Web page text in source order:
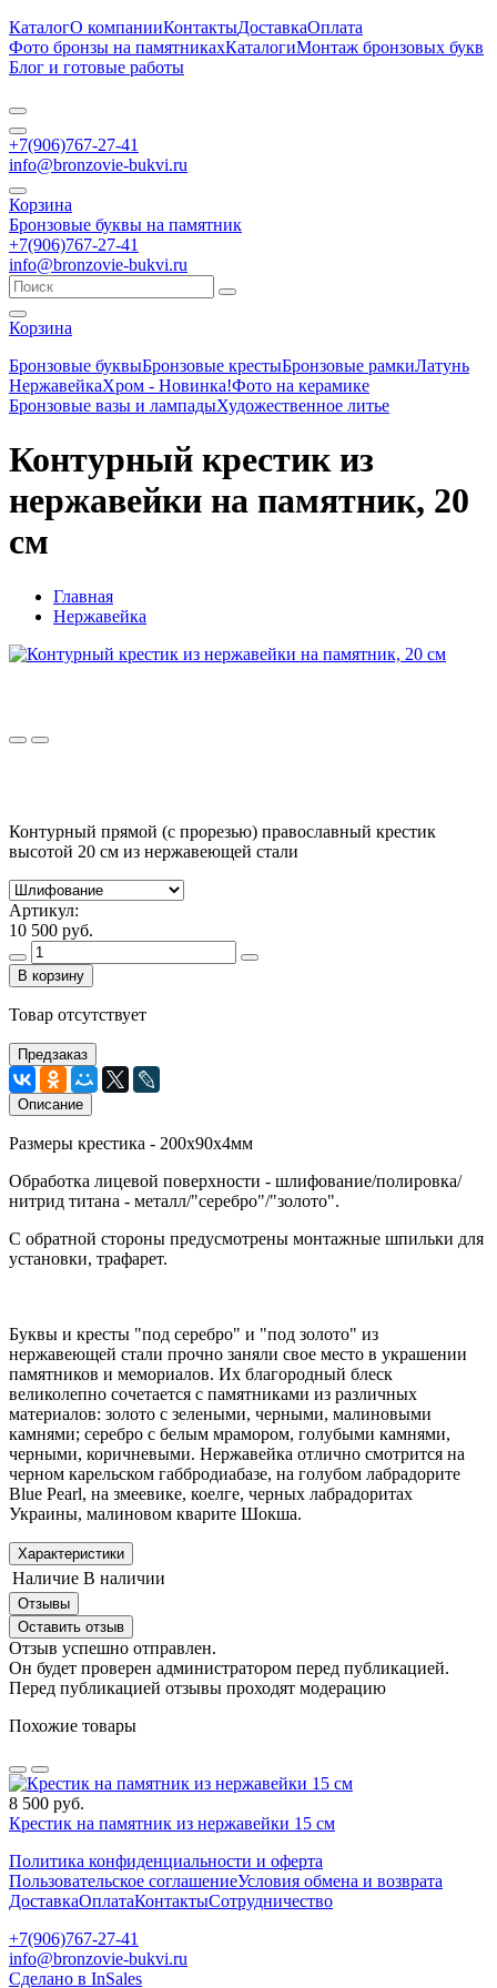
КаталогО компанииКонтактыДоставкаОплата
Фото бронзы на памятникахКаталогиМонтаж бронзовых букв
Блог и готовые работы
+7(906)767-27-41
info@bronzovie-bukvi.ru
Корзина
Бронзовые буквы на памятник
+7(906)767-27-41
info@bronzovie-bukvi.ru
Корзина
Бронзовые буквыБронзовые крестыБронзовые рамкиЛатунь
НержавейкаХром - Новинка!Фото на керамике
Бронзовые вазы и лампадыХудожественное литье
Контурный крестик из
нержавейки на памятник, 20
см
Главная
Нержавейка
Контурный прямой (с прорезью) православный крестик
высотой 20 см из нержавеющей стали
Артикул:
10 500 руб.
В корзину
Товар отсутствует
Предзаказ
Описание
Размеры крестика - 200х90х4мм
Обработка лицевой поверхности - шлифование/полировка/
нитрид титана - металл/"серебро"/"золото".
С обратной стороны предусмотрены монтажные шпильки для
установки, трафарет.
Буквы и кресты "под серебро" и "под золото" из
нержавеющей стали прочно заняли свое место в украшении
памятников и мемориалов. Их благородный блеск
великолепно сочетается с памятниками из различных
материалов: золото с зелеными, черными, малиновыми
камнями; серебро с белым мрамором, голубыми камнями,
черными, коричневыми. Нержавейка отлично смотрится на
черном карельском габбродиабазе, на голубом лабрадорите
Blue Pearl, на змеевике, коелге, черных лабрадоритах
Украины, малиновом кварите Шокша.
Характеристики
Наличие В наличии
Отзывы
Оставить отзыв
Отзыв успешно отправлен.
Он будет проверен администратором перед публикацией.
Перед публикацией отзывы проходят модерацию
Похожие товары
8 500 руб.
Крестик на памятник из нержавейки 15 см
Политика конфиденциальности и оферта
Пользовательское соглашениеУсловия обмена и возврата
ДоставкаОплатаКонтактыСотрудничество
+7(906)767-27-41
info@bronzovie-bukvi.ru
Сделано в InSales